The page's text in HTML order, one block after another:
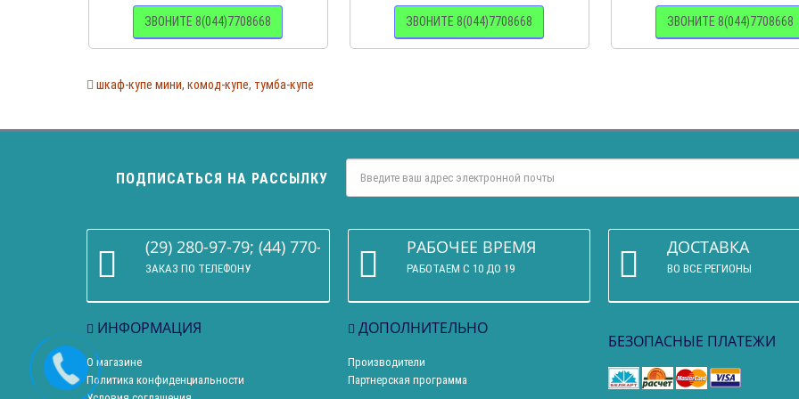
ЗВОНИТЕ 8(044)7708668 ЗВОНИТЕ 8(044)7708668 ЗВОНИТЕ 8(044)7708668
шкаф-купе мини, комод-купе, тумба-купе
ПОДПИСАТЬСЯ НА РАССЫЛКУ
(29) 280-97-79; (44) 770-86-68
ЗАКАЗ ПО ТЕЛЕФОНУ
РАБОЧЕЕ ВРЕМЯ
РАБОТАЕМ С 10 ДО 19
ДОСТАВКА
ВО ВСЕ РЕГИОНЫ
ИНФОРМАЦИЯ
О магазине
Политика конфиденциальности
ДОПОЛНИТЕЛЬНО
Производители
Партнерская программа
БЕЗОПАСНЫЕ ПЛАТЕЖИ